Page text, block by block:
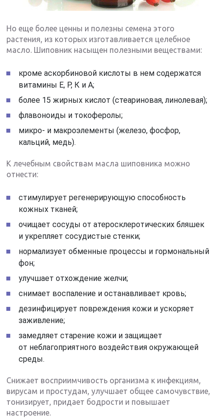
Но еще более ценны и полезны семена этого
растения, из которых изготавливается целебное
масло. Шиповник насыщен полезными веществами:
кроме аскорбиновой кислоты в нем содержатся
витамины Е, Р, К и А;
более 15 жирных кислот (стеариновая, линолевая);
флавоноиды и токоферолы;
микро- и макроэлементы (железо, фосфор,
кальций, медь).
К лечебным свойствам масла шиповника можно
отнести:
стимулирует регенерирующую способность
кожных тканей;
очищает сосуды от атеросклеротических бляшек
и укрепляет сосудистые стенки;
нормализует обменные процессы и гормональный
фон;
улучшает отхождение желчи;
снимает воспаление и останавливает кровь;
дезинфицирует повреждения кожи и ускоряет
заживление;
замедляет старение кожи и защищает
от неблагоприятного воздействия окружающей
среды.
Снижает восприимчивость организма к инфекциям,
вирусам и простудам, улучшает общее самочувствие,
тонизирует, придает бодрости и повышает
настроение.